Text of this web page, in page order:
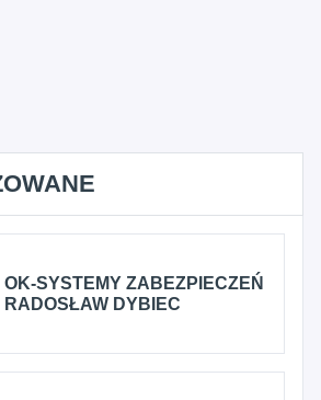
OK-SYSTEMY ZABEZPIECZEŃ
RADOSŁAW DYBIEC